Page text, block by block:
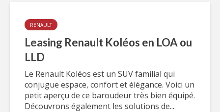
RENAULT
Leasing Renault Koléos en LOA ou
LLD
Le Renault Koléos est un SUV familial qui
conjugue espace, confort et élégance. Voici un
petit aperçu de ce baroudeur très bien équipé.
Découvrons également les solutions de...